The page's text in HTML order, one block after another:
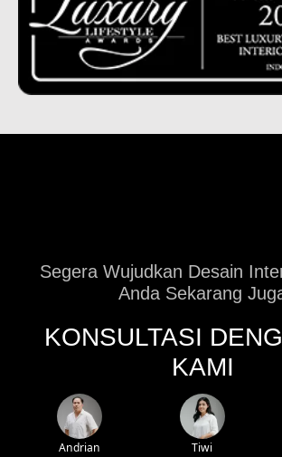
Segera Wujudkan Desain
Anda Sekarang
KONSULTASI
KAMI
Andrian Tiwi